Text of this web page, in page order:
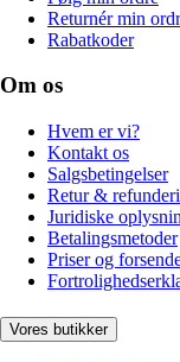
Returnér min
Rabatkoder
Om os
Hvem er vi?
Kontakt os
Salgsbetingelser
Retur &
Juridiske
Betalingsmetoder
Priser og
Vores butikker